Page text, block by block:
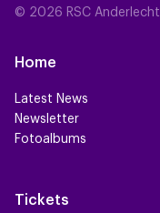
© 2026 RSC Anderlecht
Home
Latest News
Newsletter
Fotoalbums
Tickets